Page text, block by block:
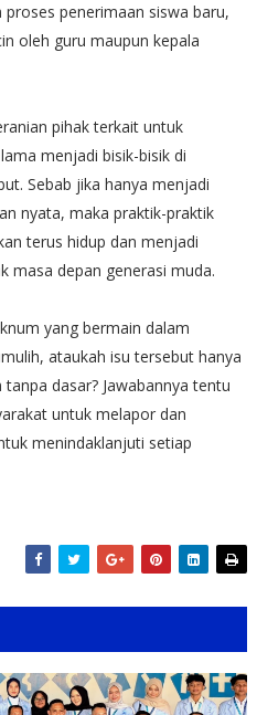
penerimaan siswa baru,
oleh guru maupun kepala
pihak terkait untuk
menjadi bisik-bisik di
Sebab jika hanya menjadi
nyata, maka praktik-praktik
terus hidup dan menjadi
masa depan generasi muda.
yang bermain dalam
ataukah isu tersebut hanya
dasar? Jawabannya tentu
untuk melapor dan
menindaklanjuti setiap